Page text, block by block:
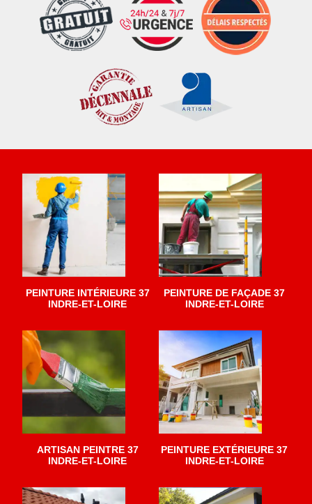
PEINTURE INTÉRIEURE 37
INDRE-ET-LOIRE
PEINTURE DE FAÇADE 37
INDRE-ET-LOIRE
ARTISAN PEINTRE 37
INDRE-ET-LOIRE
PEINTURE EXTÉRIEURE 37
INDRE-ET-LOIRE